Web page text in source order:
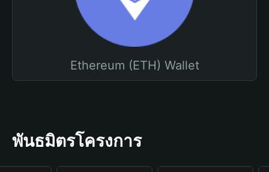
Ethereum (ETH) Wallet
พันธมิตรโครงการ